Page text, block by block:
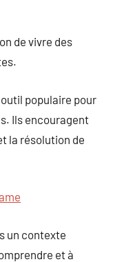
de vivre des
populaire pour
Ils encouragent
la résolution de
un contexte
et à